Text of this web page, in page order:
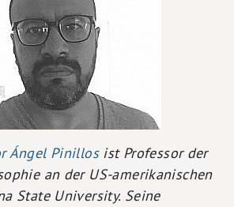
Ángel Pinillosist Professor der
an der US-amerikanischen
State University. Seine